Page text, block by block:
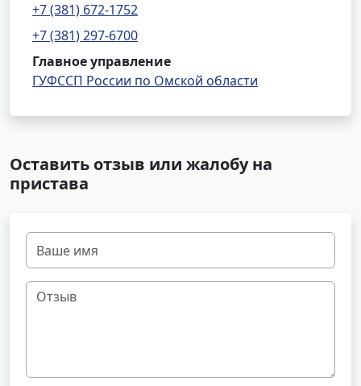
+7 (381) 672-1752
+7 (381) 297-6700
Главное управление
ГУФССП России по Омской области
Оставить отзыв или жалобу на
пристава